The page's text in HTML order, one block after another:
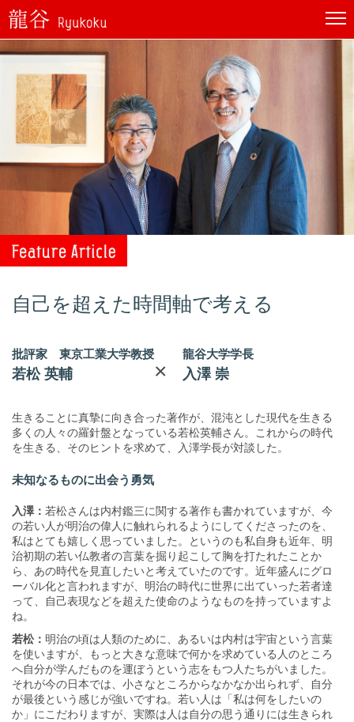
自己を超えた時間軸で考える
批評家 東京工業大学教授
若松 英輔 ×
龍谷大学学長
入澤 崇
生きることに真摯に向き合った著作が、混沌とした現代を生きる
多くの人々の羅針盤となっている若松英輔さん。これからの時代
を生きる、そのヒントを求めて、入澤学長が対談した。
未知なるものに出会う勇気
入澤： 若松さんは内村鑑三に関する著作も書かれていますが、今
の若い人が明治の偉人に触れられるようにしてくださったのを、
私はとても嬉しく思っていました。というのも私自身も近年、明
治初期の若い仏教者の言葉を掘り起こして胸を打たれたことか
ら、あの時代を見直したいと考えていたのです。近年盛んにグロ
ーバル化と言われますが、明治の時代に世界に出ていった若者達
って、自己表現などを超えた使命のようなものを持っていますよ
ね。
若松： 明治の頃は人類のために、あるいは内村は宇宙という言葉
を使いますが、もっと大きな意味で何かを求めている人のところ
へ自分が学んだものを運ぼうという志をもつ人たちがいました。
それが今の日本では、小さなところからなかなか出られず、自分
が最後という感じが強いですね。若い人は「私は何をしたいの
か」にこだわりますが、実際は人は自分の思う通りには生きられ